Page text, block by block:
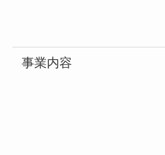
事業内容